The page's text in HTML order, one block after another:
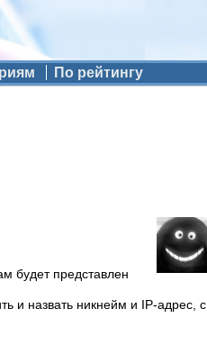
По рейтингу
будет представлен
и назвать никнейм и IP-адрес, с